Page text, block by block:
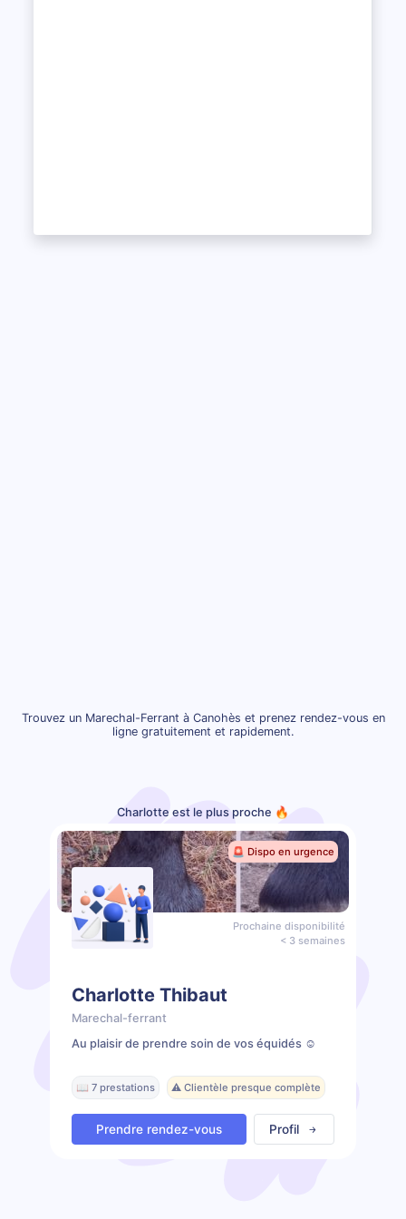
Trouvez un Marechal-Ferrant à Canohès et prenez rendez-vous en
ligne gratuitement et rapidement.
Charlotte est le plus proche 🔥
🚨 Dispo en urgence
Prochaine disponibilité
< 3 semaines
Charlotte Thibaut
Marechal-ferrant
Au plaisir de prendre soin de vos équidés ☺️
📖 7 prestations ⚠️ Clientèle presque complète
Prendre rendez-vous Profil